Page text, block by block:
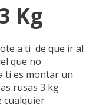
Kg
a ti de que ir al
que no
ti es montar un
rusas 3 kg
cualquier